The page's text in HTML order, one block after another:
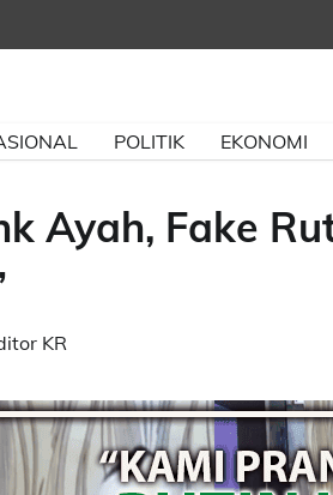
POLITIK EKONOMI
Ayah, Fake
KR